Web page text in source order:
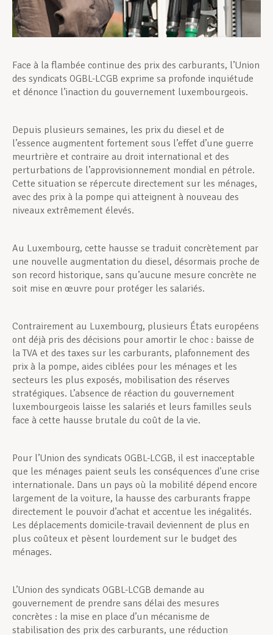
Face à la flambée continue des prix des carburants, l’Union
des syndicats OGBL-LCGB exprime sa profonde inquiétude
et dénonce l’inaction du gouvernement luxembourgeois.
Depuis plusieurs semaines, les prix du diesel et de
l’essence augmentent fortement sous l’effet d’une guerre
meurtrière et contraire au droit international et des
perturbations de l’approvisionnement mondial en pétrole.
Cette situation se répercute directement sur les ménages,
avec des prix à la pompe qui atteignent à nouveau des
niveaux extrêmement élevés.
Au Luxembourg, cette hausse se traduit concrètement par
une nouvelle augmentation du diesel, désormais proche de
son record historique, sans qu’aucune mesure concrète ne
soit mise en œuvre pour protéger les salariés.
Contrairement au Luxembourg, plusieurs États européens
ont déjà pris des décisions pour amortir le choc : baisse de
la TVA et des taxes sur les carburants, plafonnement des
prix à la pompe, aides ciblées pour les ménages et les
secteurs les plus exposés, mobilisation des réserves
stratégiques. L’absence de réaction du gouvernement
luxembourgeois laisse les salariés et leurs familles seuls
face à cette hausse brutale du coût de la vie.
Pour l’Union des syndicats OGBL-LCGB, il est inacceptable
que les ménages paient seuls les conséquences d’une crise
internationale. Dans un pays où la mobilité dépend encore
largement de la voiture, la hausse des carburants frappe
directement le pouvoir d’achat et accentue les inégalités.
Les déplacements domicile-travail deviennent de plus en
plus coûteux et pèsent lourdement sur le budget des
ménages.
L’Union des syndicats OGBL-LCGB demande au
gouvernement de prendre sans délai des mesures
concrètes : la mise en place d’un mécanisme de
stabilisation des prix des carburants, une réduction